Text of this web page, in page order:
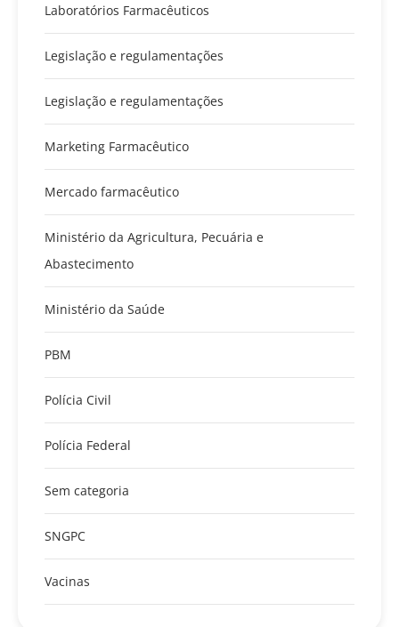
Laboratórios Farmacêuticos
Legislação e regulamentações
Legislação e regulamentações
Marketing Farmacêutico
Mercado farmacêutico
Ministério da Agricultura, Pecuária e
Abastecimento
Ministério da Saúde
PBM
Polícia Civil
Polícia Federal
Sem categoria
SNGPC
Vacinas